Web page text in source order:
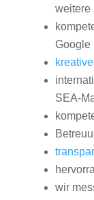
weitere
Google
SEA-
wir